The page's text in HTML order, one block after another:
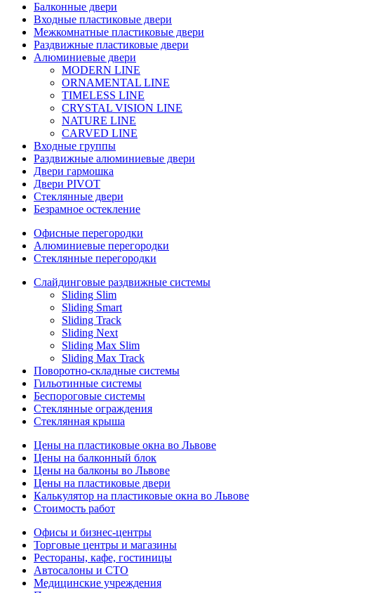
Балконные двери
Входные пластиковые двери
Межкомнатные пластиковые двери
Раздвижные пластиковые двери
Алюминиевые двери
MODERN LINE
ORNAMENTAL LINE
TIMELESS LINE
CRYSTAL VISION LINE
NATURE LINE
CARVED LINE
Входные группы
Раздвижные алюминиевые двери
Двери гармошка
Двери PIVOT
Стеклянные двери
Безрамное остекление
Офисные перегородки
Алюминиевые перегородки
Стеклянные перегородки
Слайдинговые раздвижные системы
Sliding Slim
Sliding Smart
Sliding Track
Sliding Next
Sliding Max Slim
Sliding Max Track
Поворотно-складные системы
Гильотинные системы
Беспороговые системы
Стеклянные ограждения
Стеклянная крыша
Цены на пластиковые окна во Львове
Цены на балконный блок
Цены на балконы во Львове
Цены на пластиковые двери
Калькулятор на пластиковые окна во Львове
Стоимость работ
Офисы и бизнес-центры
Торговые центры и магазины
Рестораны, кафе, гостиницы
Автосалоны и СТО
Медицинские учреждения